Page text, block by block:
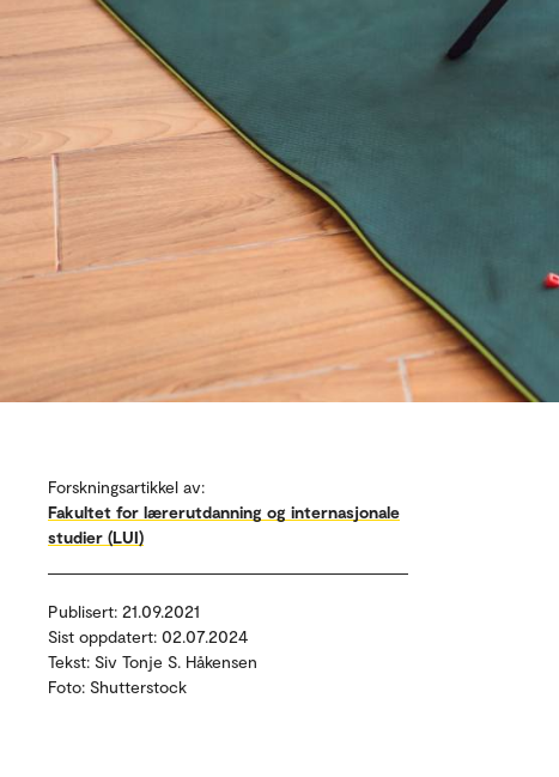
Forskningsartikkel av:
Fakultet for lærerutdanning og internasjonale
studier (LUI)
Publisert: 21.09.2021
Sist oppdatert: 02.07.2024
Tekst: Siv Tonje S. Håkensen
Foto: Shutterstock